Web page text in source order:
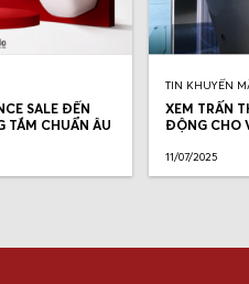
SALE ĐẾN
TẮM CHUẨN ÂU
TIN KHUYẾN
XEM TRẤN
ĐỘNG CHO
11/07/2025